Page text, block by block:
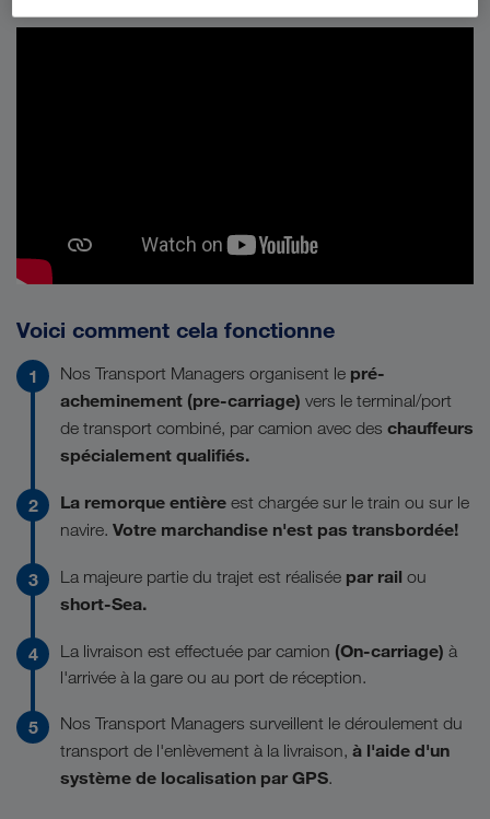
Voici comment cela fonctionne
Nos Transport Managers organisent le pré-
acheminement (pre-carriage) vers le terminal/port
de transport combiné, par camion avec des chauffeurs
spécialement qualifiés.
La remorque entière est chargée sur le train ou sur le
navire. Votre marchandise n'est pas transbordée!
La majeure partie du trajet est réalisée par rail ou
short-Sea.
La livraison est effectuée par camion (On-carriage) à
l'arrivée à la gare ou au port de réception.
Nos Transport Managers surveillent le déroulement du
transport de l'enlèvement à la livraison, à l'aide d'un
système de localisation par GPS.